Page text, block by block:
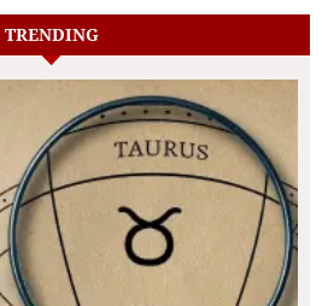
TRENDING